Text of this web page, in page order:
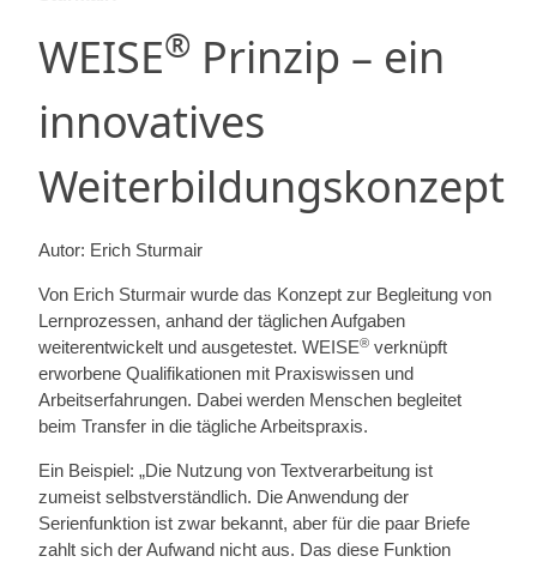
WEISE® Prinzip – ein
innovatives
Weiterbildungskonzept
Autor: Erich Sturmair
Von Erich Sturmair wurde das Konzept zur Begleitung von
Lernprozessen, anhand der täglichen Aufgaben
weiterentwickelt und ausgetestet. WEISE® verknüpft
erworbene Qualifikationen mit Praxiswissen und
Arbeitserfahrungen. Dabei werden Menschen begleitet
beim Transfer in die tägliche Arbeitspraxis.
Ein Beispiel: „Die Nutzung von Textverarbeitung ist
zumeist selbstverständlich. Die Anwendung der
Serienfunktion ist zwar bekannt, aber für die paar Briefe
zahlt sich der Aufwand nicht aus. Das diese Funktion